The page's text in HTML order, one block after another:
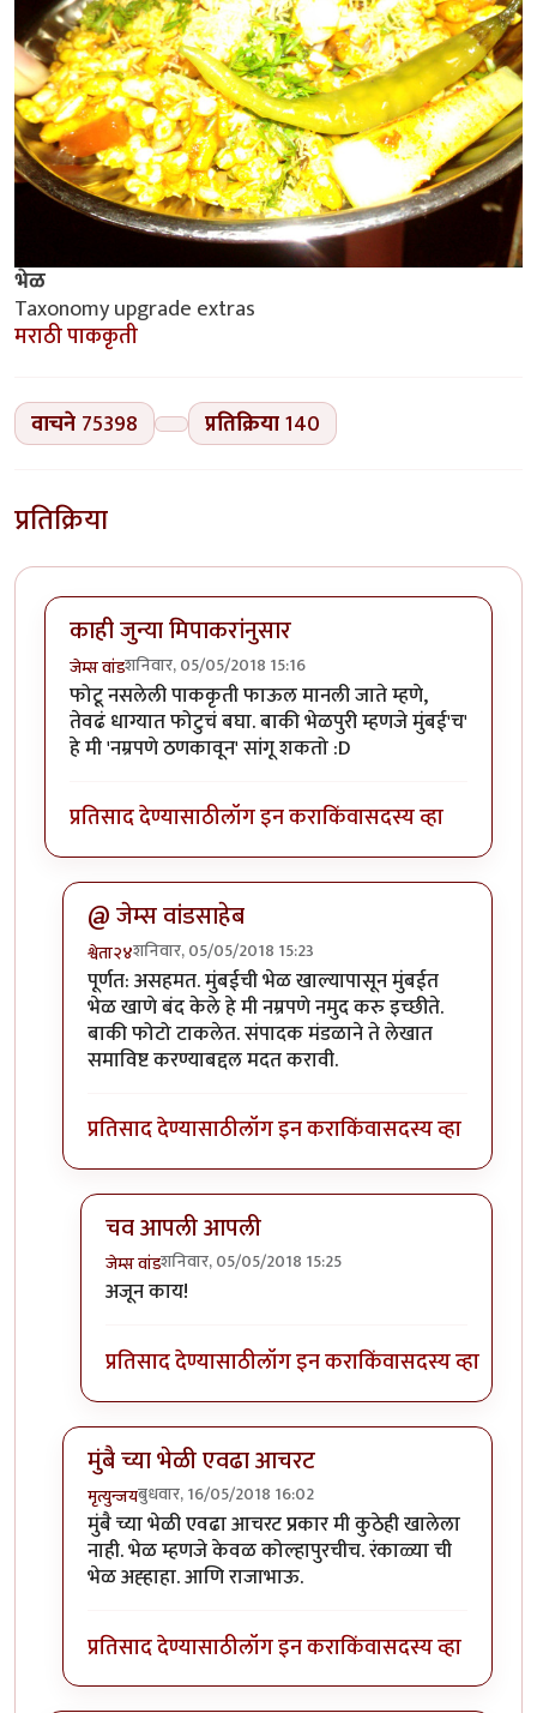
भेळ
Taxonomy upgrade extras
मराठी पाककृती
वाचने 75398 प्रतिक्रिया140
प्रतिक्रिया
काही जुन्या मिपाकरांनुसार
जेम्स वांडशनिवार, 05/05/2018 15:16
फोटू नसलेली पाककृती फाऊल मानली जाते म्हणे,
तेवढं धाग्यात फोटुचं बघा. बाकी भेळपुरी म्हणजे मुंबई'च'
हे मी 'नम्रपणे ठणकावून' सांगू शकतो :D
प्रतिसाद देण्यासाठीलॉग इन कराकिंवासदस्य व्हा
@ जेम्स वांडसाहेब
श्वेता२४शनिवार, 05/05/2018 15:23
In reply toकाही जुन्या मिपाकरांनुसारbyजेम्स वांड
पूर्णत: असहमत. मुंबईची भेळ खाल्यापासून मुंबईत
भेळ खाणे बंद केले हे मी नम्रपणे नमुद करु इच्छीते.
बाकी फोटो टाकलेत. संपादक मंडळाने ते लेखात
समाविष्ट करण्याबद्दल मदत करावी.
प्रतिसाद देण्यासाठीलॉग इन कराकिंवासदस्य व्हा
चव आपली आपली
जेम्स वांडशनिवार, 05/05/2018 15:25
In reply to
अजून काय!
प्रतिसाद देण्यासाठीलॉग इन कराकिंवासदस्य व्हा
मुंबै च्या भेळी एवढा आचरट
मृत्युन्जयबुधवार, 16/05/2018 16:02
In reply toकाही जुन्या मिपाकरांनुसारbyजेम्स वांड
मुंबै च्या भेळी एवढा आचरट प्रकार मी कुठेही खालेला
नाही. भेळ म्हणजे केवळ कोल्हापुरचीच. रंकाळ्या ची
भेळ अह्हाहा. आणि राजाभाऊ.
प्रतिसाद देण्यासाठीलॉग इन कराकिंवासदस्य व्हा